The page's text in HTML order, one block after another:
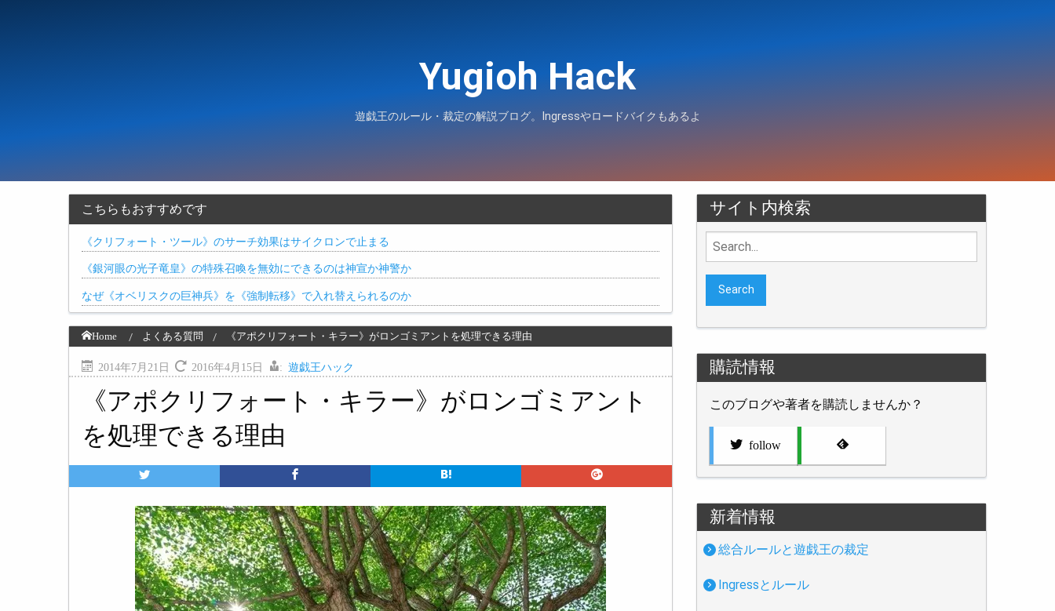
Yugioh Hack
遊戯王のルール・裁定の解説ブログ。Ingressやロードバイクもあるよ
こちらもおすすめです
《クリフォート・ツール》のサーチ効果はサイクロンで止まる
《銀河眼の光子竜皇》の特殊召喚を無効にできるのは神宣か神警か
なぜ《オベリスクの巨神兵》を《強制転移》で入れ替えられるのか
Home よくある質問 《アポクリフォート・キラー》がロンゴミアントを処理できる理由
2014年7月21日 2016年4月15日 : 遊戯王ハック
《アポクリフォート・キラー》がロンゴミアント
を処理できる理由
サイト内検索
Search
for:
購読情報
このブログや著者を購読しませんか？
follow
新着情報
総合ルールと遊戯王の裁定
Ingressとルール